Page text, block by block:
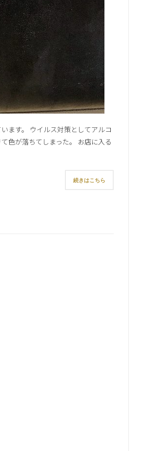
ます。 ウイルス対策としてアルコ
色が落ちてしまった。 お店に入る
続きはこちら